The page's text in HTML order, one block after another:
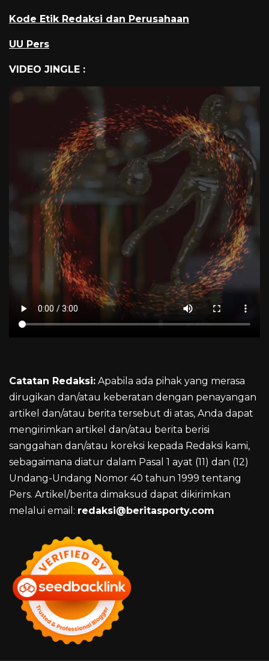
Kode Etik Redaksi dan Perusahaan
UU Pers
VIDEO JINGLE :
Catatan Redaksi: Apabila ada pihak yang merasa
dirugikan dan/atau keberatan dengan penayangan
artikel dan/atau berita tersebut di atas, Anda dapat
mengirimkan artikel dan/atau berita berisi
sanggahan dan/atau koreksi kepada Redaksi kami,
sebagaimana diatur dalam Pasal 1 ayat (11) dan (12)
Undang-Undang Nomor 40 tahun 1999 tentang
Pers. Artikel/berita dimaksud dapat dikirimkan
melalui email: redaksi@beritasporty.com